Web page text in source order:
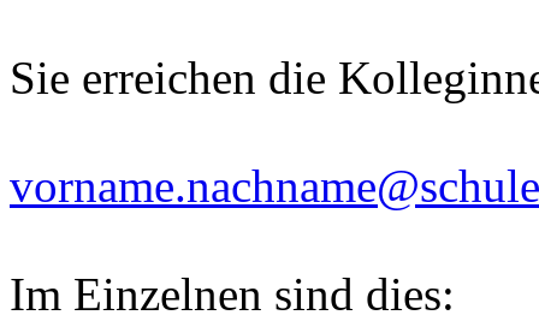
Sie erreichen die
Im Einzelnen sind dies: